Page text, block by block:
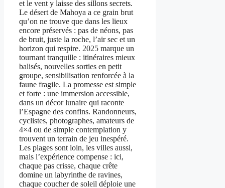
et le vent y laisse des sillons secrets.
Le désert de Mahoya a ce grain brut
qu’on ne trouve que dans les lieux
encore préservés : pas de néons, pas
de bruit, juste la roche, l’air sec et un
horizon qui respire. 2025 marque un
tournant tranquille : itinéraires mieux
balisés, nouvelles sorties en petit
groupe, sensibilisation renforcée à la
faune fragile. La promesse est simple
et forte : une immersion accessible,
dans un décor lunaire qui raconte
l’Espagne des confins. Randonneurs,
cyclistes, photographes, amateurs de
4×4 ou de simple contemplation y
trouvent un terrain de jeu inespéré.
Les plages sont loin, les villes aussi,
mais l’expérience compense : ici,
chaque pas crisse, chaque crête
domine un labyrinthe de ravines,
chaque coucher de soleil déploie une